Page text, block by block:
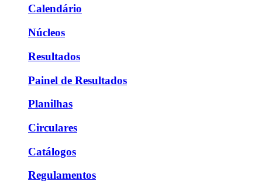
Calendário
Núcleos
Resultados
Painel de Resultados
Planilhas
Circulares
Catálogos
Regulamentos